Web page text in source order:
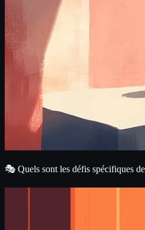
🎭 Quels sont les défis spécifiques